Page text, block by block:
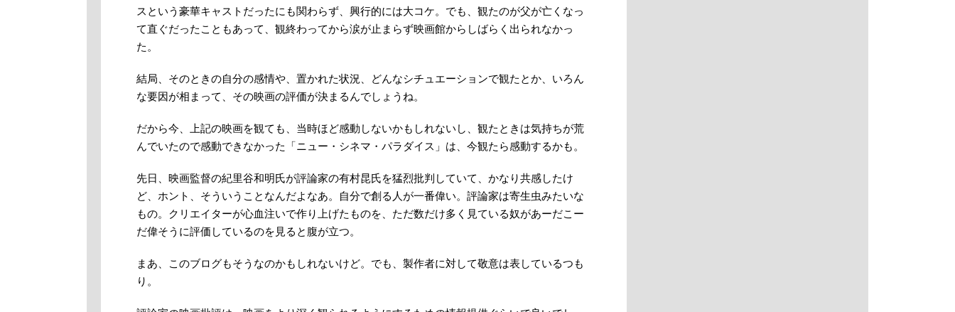
スという豪華キャストだったにも関わらず、興行的には大コケ。でも、観たのが父が亡くなっ
て直ぐだったこともあって、観終わってから涙が止まらず映画館からしばらく出られなかっ
た。
結局、そのときの自分の感情や、置かれた状況、どんなシチュエーションで観たとか、いろん
な要因が相まって、その映画の評価が決まるんでしょうね。
だから今、上記の映画を観ても、当時ほど感動しないかもしれないし、観たときは気持ちが荒
んでいたので感動できなかった「ニュー・シネマ・パラダイス」は、今観たら感動するかも。
先日、映画監督の紀里谷和明氏が評論家の有村昆氏を猛烈批判していて、かなり共感したけ
ど、ホント、そういうことなんだよなあ。自分で創る人が一番偉い。評論家は寄生虫みたいな
もの。クリエイターが心血注いで作り上げたものを、ただ数だけ多く見ている奴があーだこー
だ偉そうに評価しているのを見ると腹が立つ。
まあ、このブログもそうなのかもしれないけど。でも、製作者に対して敬意は表しているつも
り。